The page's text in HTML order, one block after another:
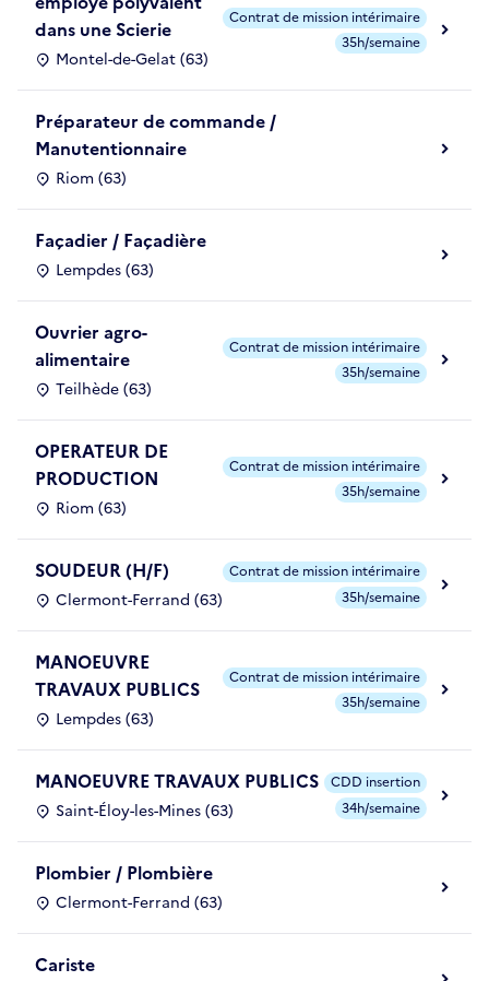
dans une Scierie
Montel-de-Gelat (63)
Contrat de mission intérimaire
35h/semaine
Préparateur de commande /
Manutentionnaire
Riom (63)
Façadier / Façadière
Lempdes (63)
Ouvrier agro-
alimentaire
Teilhède (63)
Contrat de mission intérimaire
35h/semaine
OPERATEUR DE
PRODUCTION
Riom (63)
Contrat de mission intérimaire
35h/semaine
SOUDEUR (H/F)
Clermont-Ferrand (63)
Contrat de mission intérimaire
35h/semaine
MANOEUVRE
TRAVAUX PUBLICS
Lempdes (63)
Contrat de mission intérimaire
35h/semaine
MANOEUVRE TRAVAUX PUBLICS
Saint-Éloy-les-Mines (63)
CDD insertion
34h/semaine
Plombier / Plombière
Clermont-Ferrand (63)
Cariste